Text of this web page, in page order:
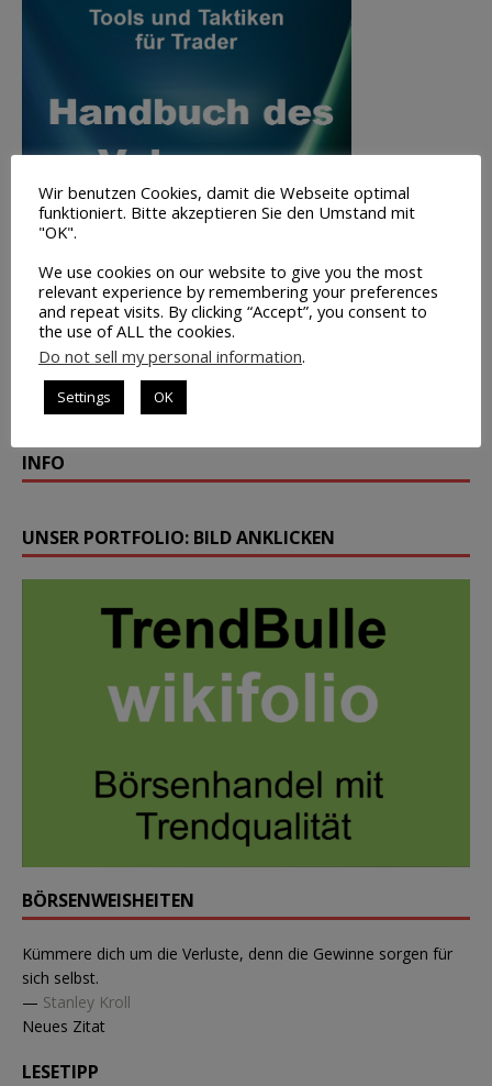
Trading
INFO
UNSER PORTFOLIO: BILD ANKLICKEN
BÖRSENWEISHEITEN
Kümmere dich um die Verluste, denn die Gewinne sorgen für
sich selbst.
— Stanley Kroll
Neues Zitat
LESETIPP
Wir benutzen Cookies, damit die Webseite optimal
funktioniert. Bitte akzeptieren Sie den Umstand mit
"OK".
We use cookies on our website to give you the most
relevant experience by remembering your preferences
and repeat visits. By clicking “Accept”, you consent to
the use of ALL the cookies.
Do not sell my personal information.
Settings OK